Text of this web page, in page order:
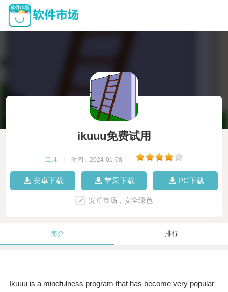
ikuuu免费试用
工具 时间：2024-01-08
安卓下载 苹果下载 PC下载
安卓市场，安全绿色
简介 排行
Ikuuu is a mindfulness program that has become very popular